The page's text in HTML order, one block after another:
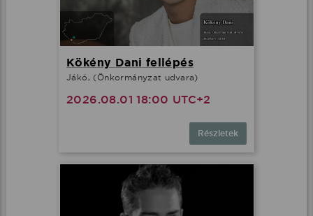
Kökény Dani fellépés
Jákó, (Önkormányzat udvara)
2026.08.01 18:00 UTC+2
Részletek